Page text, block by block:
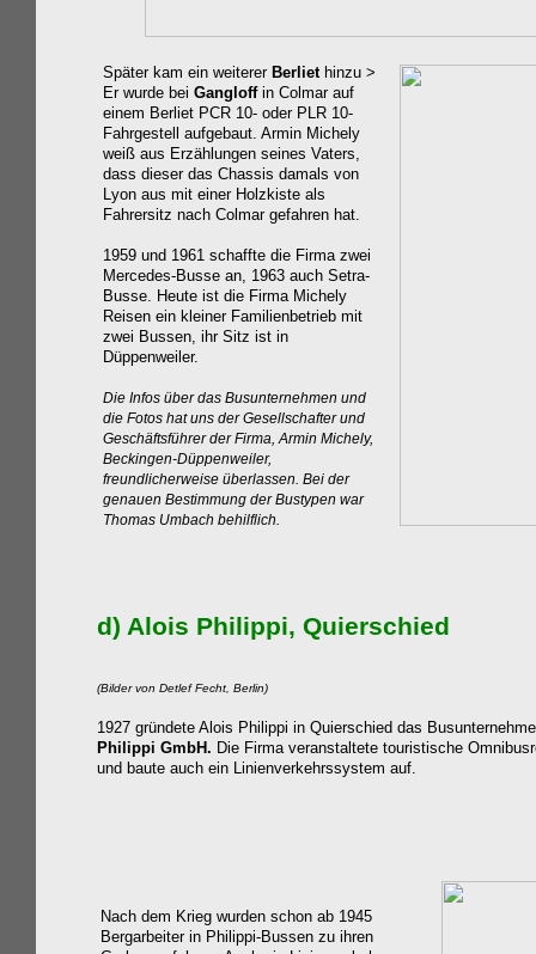
Später kam ein weitererBerliet hinzu >
Er wurde bei Gangloff in Colmar auf
einem Berliet PCR 10- oder PLR 10-
Fahrgestell aufgebaut. Armin Michely
weiß aus Erzählungen seines Vaters,
dass dieser das Chassis damals von
Lyon aus mit einer Holzkiste als
Fahrersitz nach Colmar gefahren hat.
1959 und 1961 schaffte die Firma zwei
Mercedes-Busse an, 1963 auch Setra-
Busse. Heute ist die Firma Michely
Reisen ein kleiner Familienbetrieb mit
zwei Bussen, ihr Sitz ist in
Düppenweiler.
Die Infos über das Busunternehmen und
die Fotos hat uns der Gesellschafter und
Geschäftsführer der Firma, Armin Michely,
Beckingen-Düppenweiler,
freundlicherweise überlassen. Bei der
genauen Bestimmung der Bustypen war
Thomas Umbach behilflich.
d) Alois Philippi, Quierschied
(Bilder von Detlef Fecht, Berlin)
1927 gründete Alois Philippi in Quierschied das
Philippi GmbH. Die Firma veranstaltete touristische
und baute auch ein Linienverkehrssystem auf.
Nach dem Krieg wurden schon ab 1945
Bergarbeiter in Philippi-Bussen zu ihren